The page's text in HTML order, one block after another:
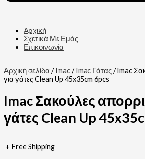
Αρχική
Σχετικά Με Εμάς
Επικοινωνία
Αρχική σελίδα /Imac/Imac Γάτας/ Imac
για γάτες Clean Up 45x35cm 6pcs
Imac Σακούλες
γάτες Clean Up
+ Free Shipping